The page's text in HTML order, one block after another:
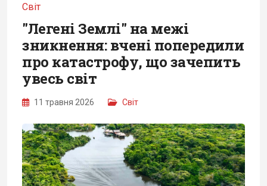
Світ
"Легені Землі" на межі
зникнення: вчені попередили
про катастрофу, що зачепить
увесь світ
11 травня 2026 Світ